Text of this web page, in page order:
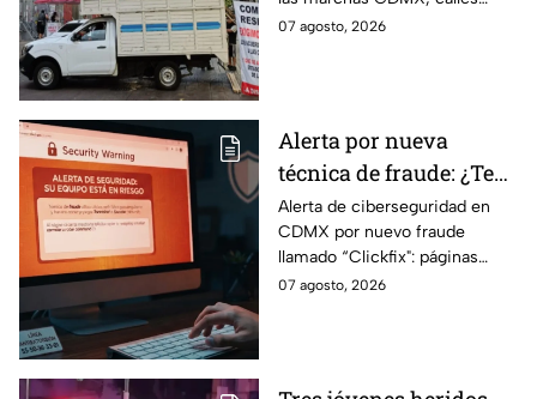
cerradas y bloqueos que
07 agosto, 2026
Alerta por nueva
técnica de fraude: ¿Te
piden copiar códigos
extraños en la PC?
Cuidado, podrías ser
víctima del peligroso
Alerta de ciberseguridad en
CDMX por nuevo fraude
llamado “Clickfix": páginas
falsas que engañan para
07 agosto, 2026